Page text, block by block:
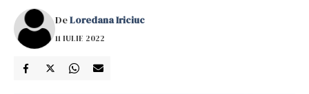
DeLoredana Iriciuc
11 IULIE 2022